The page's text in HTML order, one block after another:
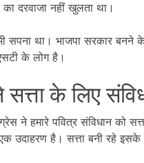
दरवाजा नहीं खुलता था।
सपना था। भाजपा सरकार
के लोग है।
सत्ता के लिए
ने हमारे पवित्र संविधान को
उदाहरण है। सत्ता बनी रहे